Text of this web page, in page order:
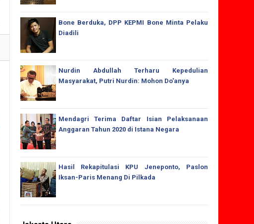
Bone Berduka, DPP KEPMI Bone Minta Pelaku
Diadili
Nurdin Abdullah Terharu Kepedulian
Masyarakat, Putri Nurdin: Mohon Do'anya
Mendagri Terima Daftar Isian Pelaksanaan
Anggaran Tahun 2020 di Istana Negara
Hasil Rekapitulasi KPU Jeneponto, Paslon
Iksan-Paris Menang Di Pilkada